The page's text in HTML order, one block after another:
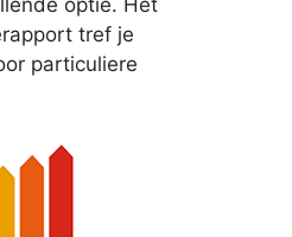
optie. Het
tref je
particuliere